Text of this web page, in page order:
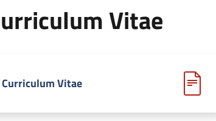
Vitae
Curriculum Vitae